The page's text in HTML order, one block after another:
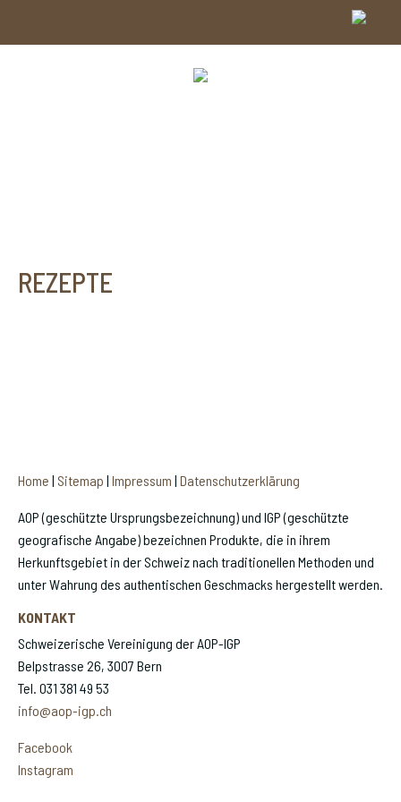
REZEPTE
Home | Sitemap | Impressum | Datenschutzerklärung
AOP (geschützte Ursprungsbezeichnung) und IGP (geschützte
geografische Angabe) bezeichnen Produkte, die in ihrem
Herkunftsgebiet in der Schweiz nach traditionellen Methoden und
unter Wahrung des authentischen Geschmacks hergestellt werden.
KONTAKT
Schweizerische Vereinigung der AOP-IGP
Belpstrasse 26, 3007 Bern
Tel. 031 381 49 53
info@aop-igp.ch
Facebook
Instagram